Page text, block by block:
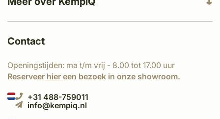
Contact
Openingstijden: ma t/m vrij - 8.00 tot 17.00 uur
Reserveer hier een bezoek in onze showroom.
+31 488-759011
info@kempiq.nl